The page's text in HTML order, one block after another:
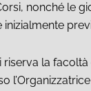
nonché le
inizialmente
riserva la